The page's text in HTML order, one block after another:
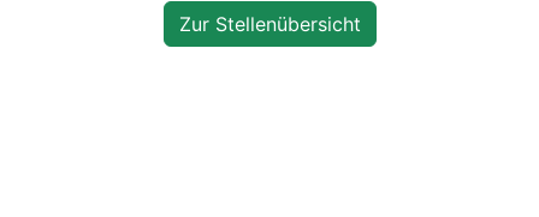
Zur Stellenübersicht